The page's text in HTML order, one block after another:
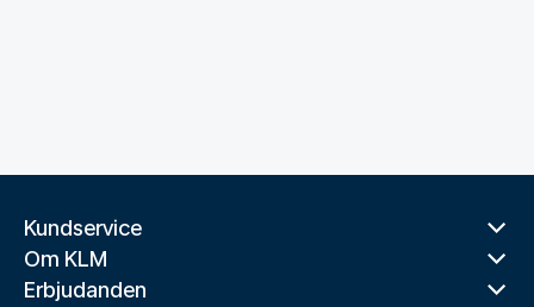
Kundservice
Om KLM
Erbjudanden